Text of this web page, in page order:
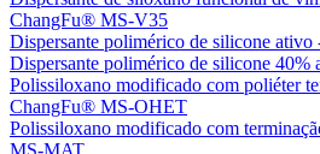
ChangFu® MS-V35
Dispersante polimérico de silicone
Dispersante polimérico de silicone
Polissiloxano modificado com poliéter
ChangFu® MS-OHET
Polissiloxano modificado com
MS-MAT